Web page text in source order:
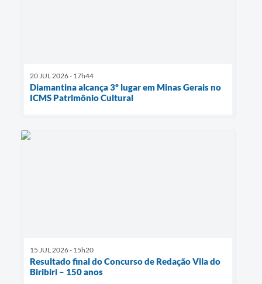
20 JUL 2026 - 17h44
Diamantina alcança 3º lugar em Minas Gerais no
ICMS Patrimônio Cultural
15 JUL 2026 - 15h20
Resultado final do Concurso de Redação Vila do
Biribiri – 150 anos